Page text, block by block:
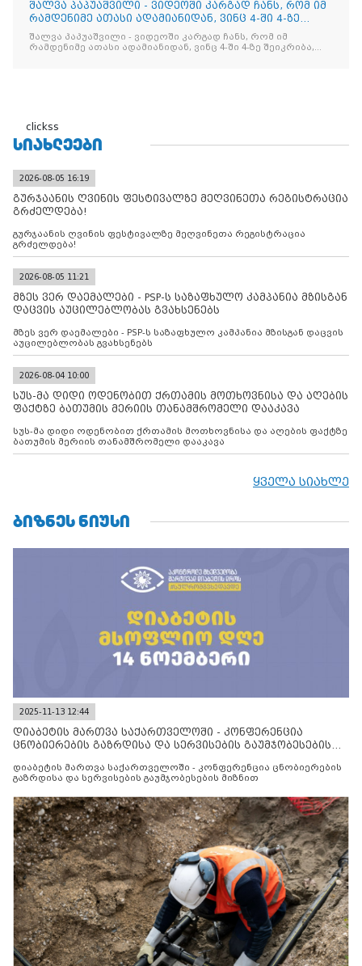
შალვა პაპუაშვილი - ვიდეოში კარგად ჩანს, რომ იმ
რამდენიმე ათასი ადამიანიდან, ვინც 4-ში 4-ზე
შეიკრიბა,
შალვა პაპუაშვილი - ვიდეოში კარგად ჩანს, რომ იმ
რამდენიმე ათასი ადამიანიდან, ვინც 4-ში 4-ზე შეიკრიბა,
clickss
ᲡᲘᲐᲮᲚᲔᲔᲑᲘ
2026-08-05 16:19
გურჯაანის ღვინის ფესტივალზე მეღვინეთა რეგისტრაცია
გრძელდება!
გურჯაანის ღვინის ფესტივალზე მეღვინეთა რეგისტრაცია
გრძელდება!
2026-08-05 11:21
მზეს ვერ დაემალები - PSP-ს საზაფხულო კამპანია მზისგან
დაცვის აუცილებლობას გვახსენებს
მზეს ვერ დაემალები - PSP-ს საზაფხულო კამპანია მზისგან დაცვის
აუცილებლობას გვახსენებს
2026-08-04 10:00
სუს-მა დიდი ოდენობით ქრთამის მოთხოვნისა და აღების
ფაქტზე ბათუმის მერიის თანამშრომელი დააკავა
სუს-მა დიდი ოდენობით ქრთამის მოთხოვნისა და აღების ფაქტზე
ბათუმის მერიის თანამშრომელი დააკავა
ყველა სიახლე
ᲑᲘᲖᲜᲔᲡ ᲜᲘᲣᲡᲘ
2025-11-13 12:44
დიაბეტის მართვა საქართველოში - კონფერენცია
ცნობიერების გაზრდისა და სერვისების გაუმჯობესების
დიაბეტის მართვა საქართველოში - კონფერენცია ცნობიერების
გაზრდისა და სერვისების გაუმჯობესების მიზნით